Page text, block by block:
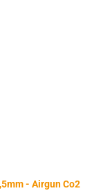
- Airgun Co2